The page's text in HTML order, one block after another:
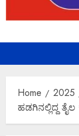
Home 2025
ಹಡಗಿನಲ್ಲಿದ್ದ